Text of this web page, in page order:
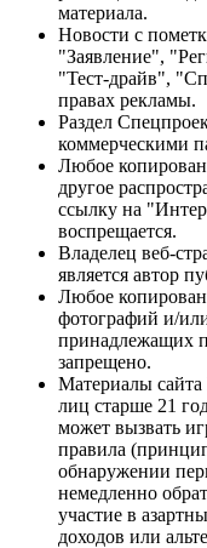
материала.
Новости с
"Заявление",
"Тест-драйв",
правах рекламы.
Раздел
коммерческими
Любое
другое
ссылку на
воспрещается.
Владелец веб-
является автор
Любое
фотографий и/
принадлежащих
запрещено.
Материалы сайта
лиц старше 21
может вызвать
правила
обнаружении
немедленно
участие в
доходов или